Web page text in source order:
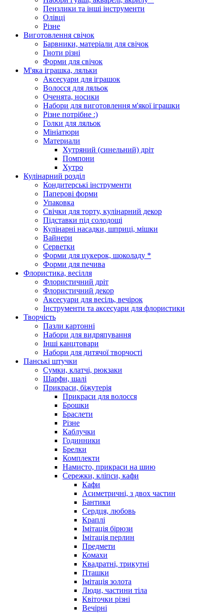
Пензлики та інші інструменти
Олівці
Різне
Виготовлення свічок
Барвники, матеріали для свічок
Гноти різні
Форми для свічок
М'яка іграшка, ляльки
Аксесуари для іграшок
Волосся для ляльок
Оченята, носики
Набори для виготовлення м'якої іграшки
Різне потрібне :)
Голки для ляльок
Мініатюри
Материали
Хутряний (синельний) дріт
Помпони
Хутро
Кулінарний розділ
Кондитерські інструменти
Паперові форми
Упаковка
Свічки для торту, кулінарний декор
Підставки під солодощі
Кулінарні насадки, шприці, мішки
Вайнери
Серветки
Форми для цукерок, шоколаду *
Форми для печива
Флористика, весілля
Флористичний дріт
Флористичний декор
Аксесуари для весіль, вечірок
Інструменти та аксесуари для флористики
Творчість
Пазли картонні
Набори для видряпування
Інші канцтовари
Набори для дитячої творчості
Панські штучки
Сумки, клатчі, рюкзаки
Шарфи, шалі
Прикраси, біжутерія
Прикраси для волосся
Брошки
Браслети
Різне
Каблучки
Годинники
Брелки
Комплекти
Намисто, прикраси на шию
Сережки, кліпси, кафи
Кафи
Асиметричні, з двох частин
Бантики
Сердця, любовь
Краплі
Імітація бірюзи
Імітація перлин
Предмети
Комахи
Квадратні, трикутні
Пташки
Імітація золота
Люди, частини тіла
Квіточки різні
Вечірні